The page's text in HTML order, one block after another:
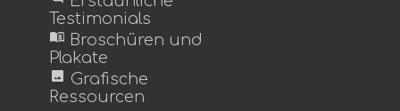
Testimonials
menu_book Broschüren und
Plakate
image Grafische
Ressourcen